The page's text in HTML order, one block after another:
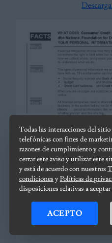
Todas las interacciones del sitio
telefónicas con fines de
razones de cumplimiento y
cerrar este aviso y utilizar este
y está de acuerdo con nuestros
condiciones yPolíticas de
disposiciones relativas a
ACEPTO